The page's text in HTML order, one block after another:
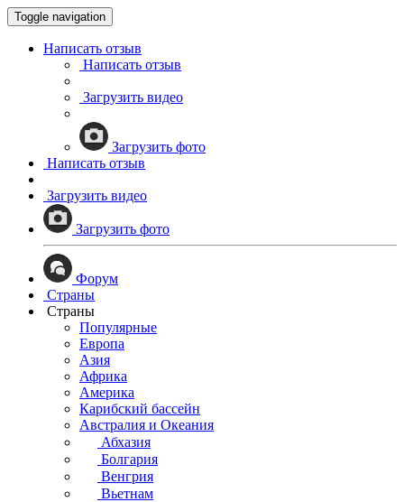
Toggle navigation
Написать отзыв
Написать отзыв
Загрузить видео
Загрузить фото
Написать отзыв
Загрузить видео
Загрузить фото
Форум
Страны
Страны
Популярные
Европа
Азия
Африка
Америка
Карибский бассейн
Австралия и Океания
Абхазия
Болгария
Венгрия
Вьетнам